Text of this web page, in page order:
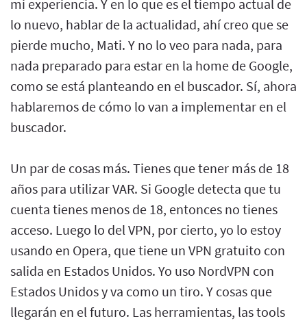
mi experiencia. Y en lo que es el tiempo actual de
lo nuevo, hablar de la actualidad, ahí creo que se
pierde mucho, Mati. Y no lo veo para nada, para
nada preparado para estar en la home de Google,
como se está planteando en el buscador. Sí, ahora
hablaremos de cómo lo van a implementar en el
buscador.
Un par de cosas más. Tienes que tener más de 18
años para utilizar VAR. Si Google detecta que tu
cuenta tienes menos de 18, entonces no tienes
acceso. Luego lo del VPN, por cierto, yo lo estoy
usando en Opera, que tiene un VPN gratuito con
salida en Estados Unidos. Yo uso NordVPN con
Estados Unidos y va como un tiro. Y cosas que
llegarán en el futuro. Las herramientas, las tools